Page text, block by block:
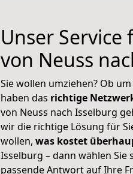
Unser
von Neuss
Sie wollen umziehen? Ob
haben das richtige
von Neuss nach Isselburg
wir die richtige Lösung für
wollen, was kostet
Isselburg – dann wählen
passende Antwort auf Ihre